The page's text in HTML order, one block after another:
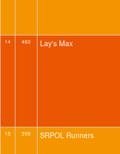
14 460 Lay's Max
15 356 SRPOL Runners